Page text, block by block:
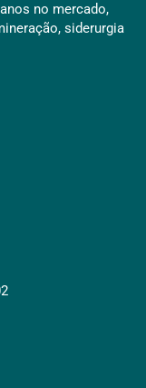
no mercado,
siderurgia